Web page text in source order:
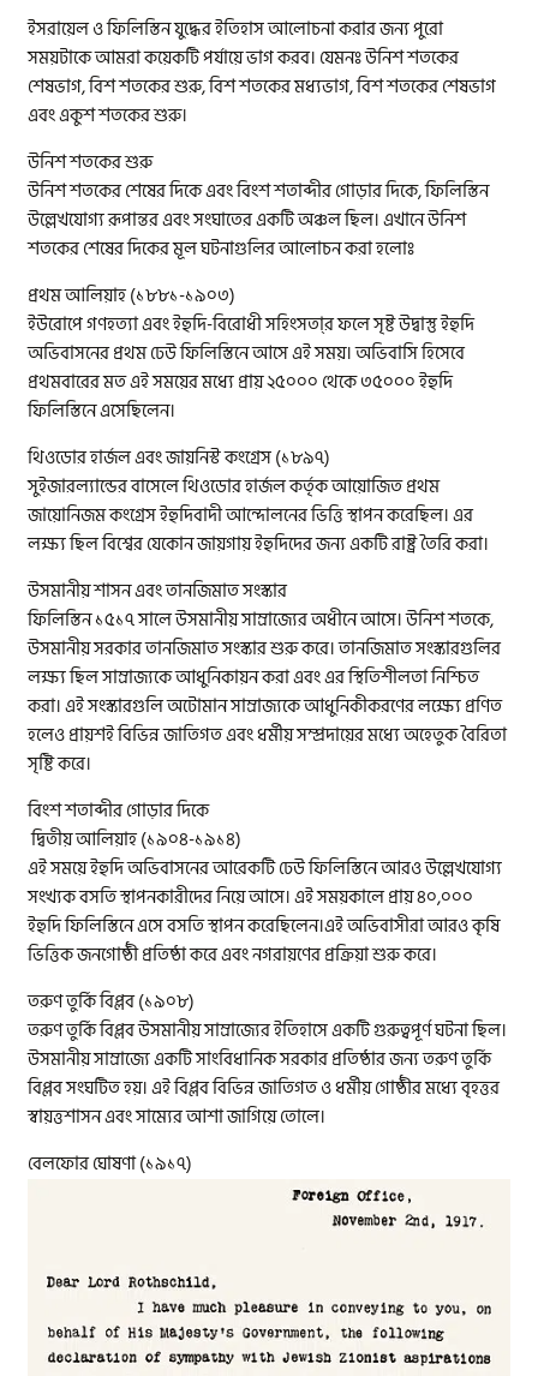
ইসরায়েল ও ফিলিস্তিন যুদ্ধের ইতিহাস আলোচনা করার জন্য পুরো
সময়টাকে আমরা কয়েকটি পর্যায়ে ভাগ করব। যেমনঃ উনিশ শতকের
শেষভাগ, বিশ শতকের শুরু, বিশ শতকের মধ্যভাগ, বিশ শতকের শেষভাগ
এবং একুশ শতকের শুরু।
উনিশ শতকের শুরু
উনিশ শতকের শেষের দিকে এবং বিংশ শতাব্দীর গোড়ার দিকে, ফিলিস্তিন
উল্লেখযোগ্য রূপান্তর এবং সংঘাতের একটি অঞ্চল ছিল। এখানে উনিশ
শতকের শেষের দিকের মূল ঘটনাগুলির আলোচন করা হলোঃ
প্রথম আলিয়াহ (১৮৮১-১৯০৩)
ইউরোপে গণহত্যা এবং ইহুদি-বিরোধী সহিংসতা্র ফলে সৃষ্ট উদ্বাস্তু ইহুদি
অভিবাসনের প্রথম ঢেউ ফিলিস্তিনে আসে এই সময়। অভিবাসি হিসেবে
প্রথমবারের মত এই সময়ের মধ্যে প্রায় ২৫০০০ থেকে ৩৫০০০ ইহুদি
ফিলিস্তিনে এসেছিলেন।
থিওডোর হার্জল এবং জায়নিস্ট কংগ্রেস (১৮৯৭)
সুইজারল্যান্ডের বাসেলে থিওডোর হার্জল কর্তৃক আয়োজিত প্রথম
জায়োনিজম কংগ্রেস ইহুদিবাদী আন্দোলনের ভিত্তি স্থাপন করেছিল। এর
লক্ষ্য ছিল বিশ্বের যেকোন জায়গায় ইহুদিদের জন্য একটি রাষ্ট্র তৈরি করা।
উসমানীয় শাসন এবং তানজিমাত সংস্কার
ফিলিস্তিন ১৫১৭ সালে উসমানীয় সাম্রাজ্যের অধীনে আসে। উনিশ শতকে,
উসমানীয় সরকার তানজিমাত সংস্কার শুরু করে। তানজিমাত সংস্কারগুলির
লক্ষ্য ছিল সাম্রাজ্যকে আধুনিকায়ন করা এবং এর স্থিতিশীলতা নিশ্চিত
করা। এই সংস্কারগুলি অটোমান সাম্রাজ্যকে আধুনিকীকরণের লক্ষ্যে প্রণিত
হলেও প্রায়শই বিভিন্ন জাতিগত এবং ধর্মীয় সম্প্রদায়ের মধ্যে অহেতুক বৈরিতা
সৃষ্টি করে।
বিংশ শতাব্দীর গোড়ার দিকে
দ্বিতীয় আলিয়াহ (১৯০৪-১৯১৪)
এই সময়ে ইহুদি অভিবাসনের আরেকটি ঢেউ ফিলিস্তিনে আরও উল্লেখযোগ্য
সংখ্যক বসতি স্থাপনকারীদের নিয়ে আসে। এই সময়কালে প্রায় ৪০,০০০
ইহুদি ফিলিস্তিনে এসে বসতি স্থাপন করেছিলেন।এই অভিবাসীরা আরও কৃষি
ভিত্তিক জনগোষ্ঠী প্রতিষ্ঠা করে এবং নগরায়ণের প্রক্রিয়া শুরু করে।
তরুণ তুর্কি বিপ্লব (১৯০৮)
তরুণ তুর্কি বিপ্লব উসমানীয় সাম্রাজ্যের ইতিহাসে একটি গুরুত্বপূর্ণ ঘটনা ছিল।
উসমানীয় সাম্রাজ্যে একটি সাংবিধানিক সরকার প্রতিষ্ঠার জন্য তরুণ তুর্কি
বিপ্লব সংঘটিত হয়। এই বিপ্লব বিভিন্ন জাতিগত ও ধর্মীয় গোষ্ঠীর মধ্যে বৃহত্তর
স্বায়ত্তশাসন এবং সাম্যের আশা জাগিয়ে তোলে।
বেলফোর ঘোষণা (১৯১৭)